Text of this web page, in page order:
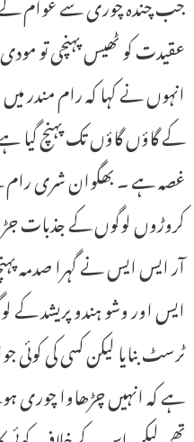
عقیدت کو ٹھیس پہنچی تو
انہوں نے کہا کہ رام مندر
کے گاؤں گاؤں تک پہنچ گیا
غصہ ہے ۔ بھگوان شری رام
کروڑوں لوگوں کے جذبات
آر ایس ایس نے گہرا صدمہ
ایس اور وشو ہندو پریشد کے
ٹرسٹ بنایا لیکن کسی کی کوئی
ہے کہ انہیں چڑھاوا چوری